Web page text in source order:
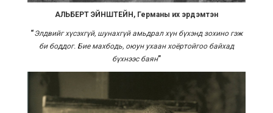
АЛЬБЕРТ ЭЙНШТЕЙН, Германы их эрдэмтэн
“Элдвийг хүсэхгүй, шунахгүй амьдрал хүн бүхэнд зохино гэж
би боддог. Бие махбодь, оюун ухаан хоёртойгоо байхад
бүхнээс баян”